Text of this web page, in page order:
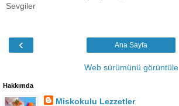
Sevgiler
‹ Ana Sayfa
Web sürümünü görüntüle
Hakkımda
Miskokulu Lezzetler